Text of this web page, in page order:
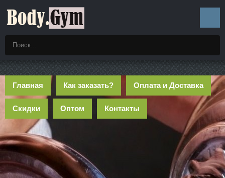
Главная Как заказать? Оплата и Доставка
Скидки Оптом Контакты